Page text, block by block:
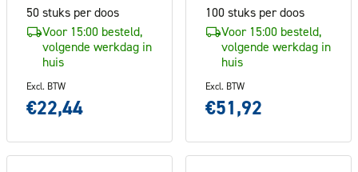
50 stuks per doos
Voor 15:00 besteld,
volgende werkdag in
huis
Excl. BTW
€22,44
100 stuks per doos
Voor 15:00 besteld,
volgende werkdag in
huis
Excl. BTW
€51,92